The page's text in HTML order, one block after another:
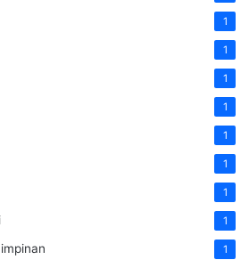
1
1
1
1
1
1
1
1
1